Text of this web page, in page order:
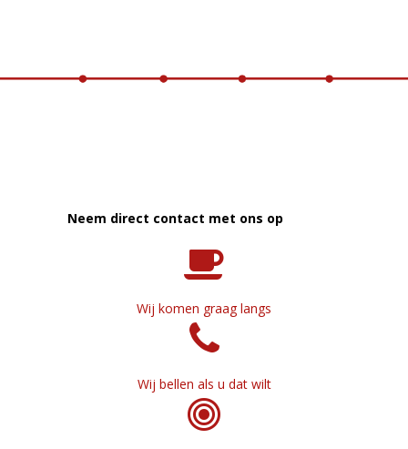
Neem direct contact met ons op
Wij komen graag langs
Wij bellen als u dat wilt